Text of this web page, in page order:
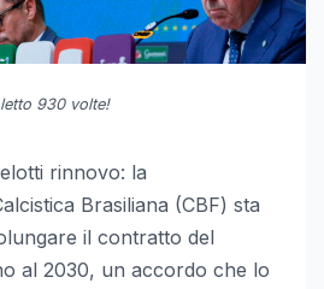
930 volte!
rinnovo: la
Brasiliana (CBF) sta
il contratto del
al 2030, un accordo che lo